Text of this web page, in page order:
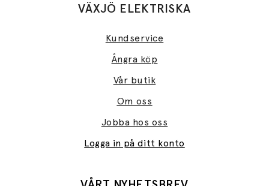
VÄXJÖ ELEKTRISKA
Kundservice
Ångra köp
Vår butik
Om oss
Jobba hos oss
Logga in på ditt konto